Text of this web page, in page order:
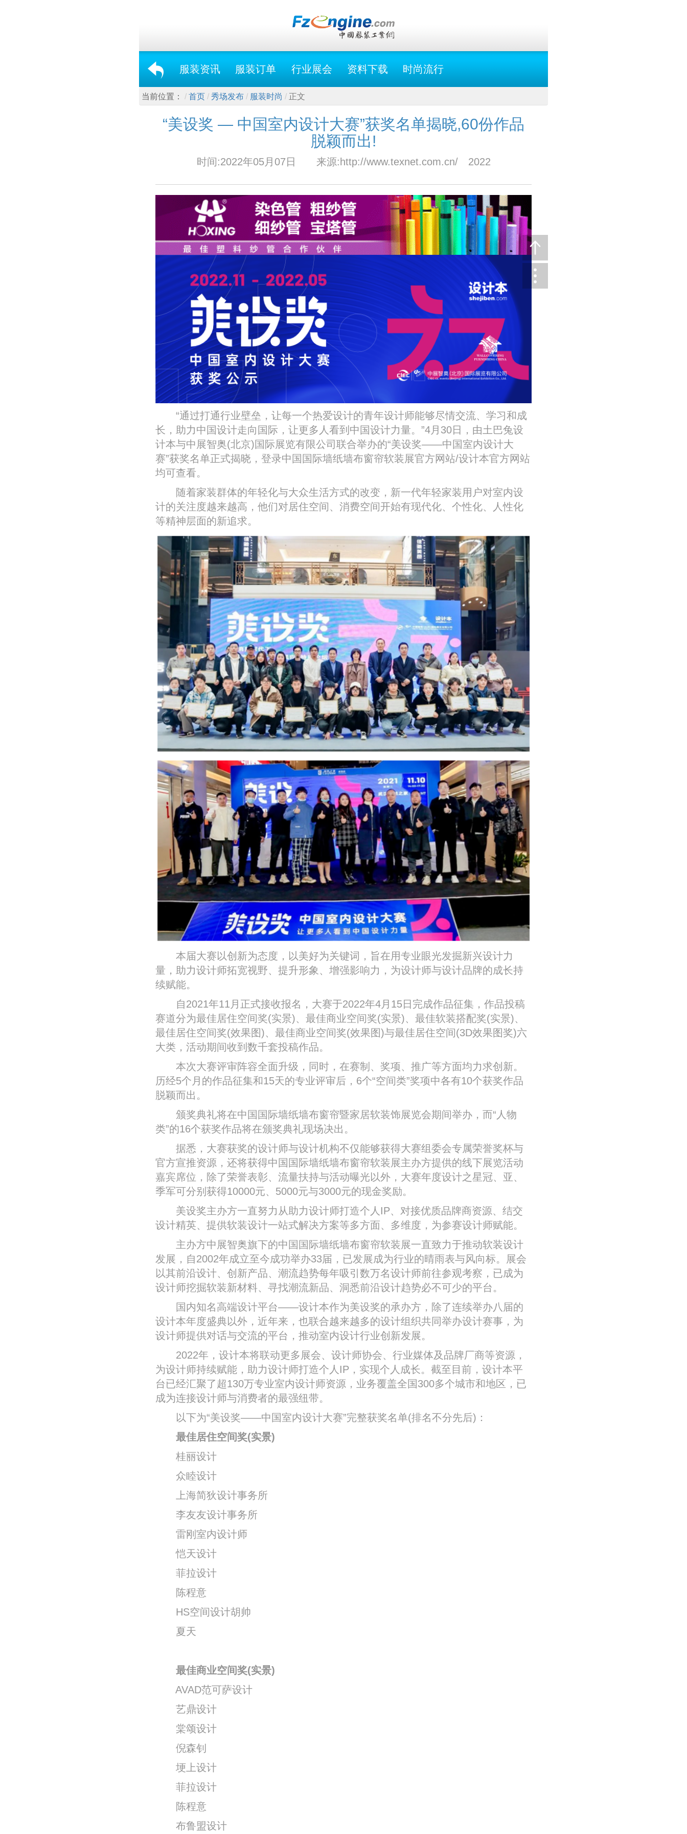
服装资讯 服装订单 行业展会 资料下载 时尚流行
当前位置： 首页 秀场发布 服装时尚 正文
“美设奖 — 中国室内设计大赛”获奖名单揭晓,60份作品
脱颖而出!
时间:2022年05月07日 来源:http://www.texnet.com.cn/ 2022
“通过打通行业壁垒，让每一个热爱设计的青年设计师能够尽情交流、学习和成
长，助力中国设计走向国际，让更多人看到中国设计力量。”4月30日，由土巴兔设
计本与中展智奥(北京)国际展览有限公司联合举办的“美设奖——中国室内设计大
赛”获奖名单正式揭晓，登录中国国际墙纸墙布窗帘软装展官方网站/设计本官方网站
均可查看。
随着家装群体的年轻化与大众生活方式的改变，新一代年轻家装用户对室内设
计的关注度越来越高，他们对居住空间、消费空间开始有现代化、个性化、人性化
等精神层面的新追求。
本届大赛以创新为态度，以美好为关键词，旨在用专业眼光发掘新兴设计力
量，助力设计师拓宽视野、提升形象、增强影响力，为设计师与设计品牌的成长持
续赋能。
自2021年11月正式接收报名，大赛于2022年4月15日完成作品征集，作品投稿
赛道分为最佳居住空间奖(实景)、最佳商业空间奖(实景)、最佳软装搭配奖(实景)、
最佳居住空间奖(效果图)、最佳商业空间奖(效果图)与最佳居住空间(3D效果图奖)六
大类，活动期间收到数千套投稿作品。
本次大赛评审阵容全面升级，同时，在赛制、奖项、推广等方面均力求创新。
历经5个月的作品征集和15天的专业评审后，6个“空间类”奖项中各有10个获奖作品
脱颖而出。
颁奖典礼将在中国国际墙纸墙布窗帘暨家居软装饰展览会期间举办，而“人物
类”的16个获奖作品将在颁奖典礼现场决出。
据悉，大赛获奖的设计师与设计机构不仅能够获得大赛组委会专属荣誉奖杯与
官方宣推资源，还将获得中国国际墙纸墙布窗帘软装展主办方提供的线下展览活动
嘉宾席位，除了荣誉表彰、流量扶持与活动曝光以外，大赛年度设计之星冠、亚、
季军可分别获得10000元、5000元与3000元的现金奖励。
美设奖主办方一直努力从助力设计师打造个人IP、对接优质品牌商资源、结交
设计精英、提供软装设计一站式解决方案等多方面、多维度，为参赛设计师赋能。
主办方中展智奥旗下的中国国际墙纸墙布窗帘软装展一直致力于推动软装设计
发展，自2002年成立至今成功举办33届，已发展成为行业的晴雨表与风向标。展会
以其前沿设计、创新产品、潮流趋势每年吸引数万名设计师前往参观考察，已成为
设计师挖掘软装新材料、寻找潮流新品、洞悉前沿设计趋势必不可少的平台。
国内知名高端设计平台——设计本作为美设奖的承办方，除了连续举办八届的
设计本年度盛典以外，近年来，也联合越来越多的设计组织共同举办设计赛事，为
设计师提供对话与交流的平台，推动室内设计行业创新发展。
2022年，设计本将联动更多展会、设计师协会、行业媒体及品牌厂商等资源，
为设计师持续赋能，助力设计师打造个人IP，实现个人成长。截至目前，设计本平
台已经汇聚了超130万专业室内设计师资源，业务覆盖全国300多个城市和地区，已
成为连接设计师与消费者的最强纽带。
以下为“美设奖——中国室内设计大赛”完整获奖名单(排名不分先后)：
最佳居住空间奖(实景)
桂丽设计
众睦设计
上海简狄设计事务所
李友友设计事务所
雷刚室内设计师
恺天设计
菲拉设计
陈程意
HS空间设计胡帅
夏天
最佳商业空间奖(实景)
AVAD范可萨设计
艺鼎设计
棠颂设计
倪森钊
埂上设计
菲拉设计
陈程意
布鲁盟设计